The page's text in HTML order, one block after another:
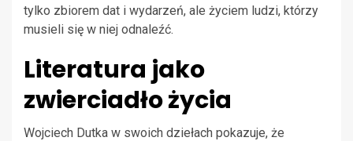
tylko zbiorem dat i wydarzeń, ale życiem ludzi, którzy
musieli się w niej odnaleźć.
Literatura jako
zwierciadło życia
Wojciech Dutka w swoich dziełach pokazuje, że